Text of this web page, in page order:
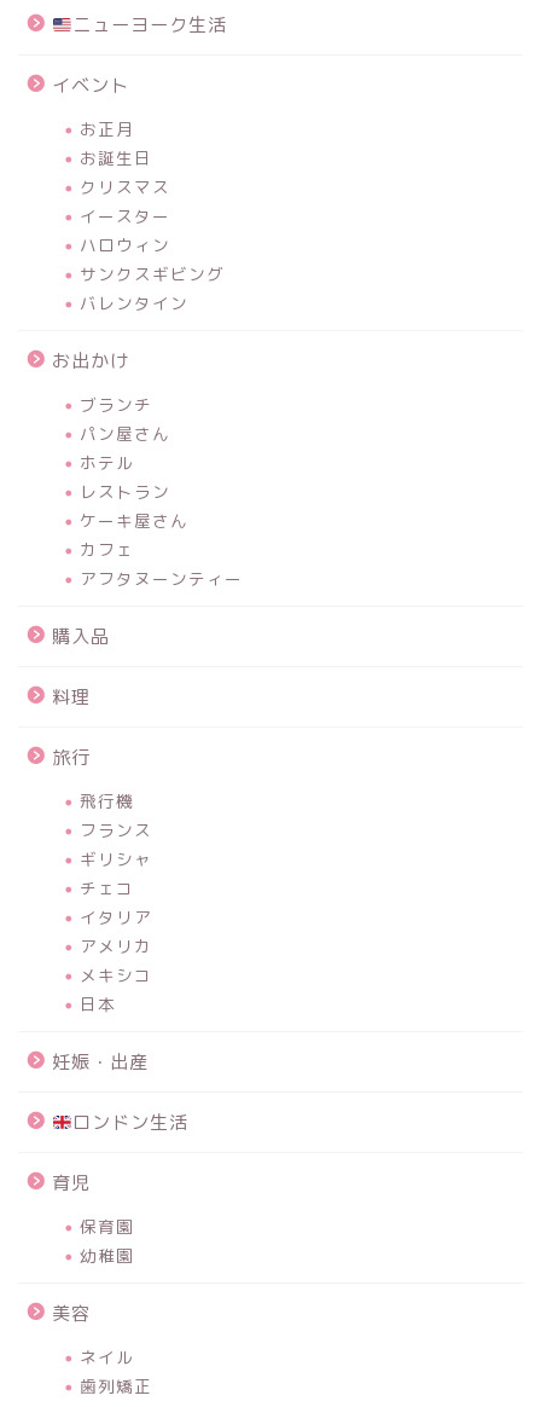
ニューヨーク生活
イベント
お正月
お誕生日
クリスマス
イースター
ハロウィン
サンクスギビング
バレンタイン
お出かけ
ブランチ
パン屋さん
ホテル
レストラン
ケーキ屋さん
カフェ
アフタヌーンティー
購入品
料理
旅行
飛行機
フランス
ギリシャ
チェコ
イタリア
アメリカ
メキシコ
日本
妊娠・出産
ロンドン生活
育児
保育園
幼稚園
美容
ネイル
歯列矯正